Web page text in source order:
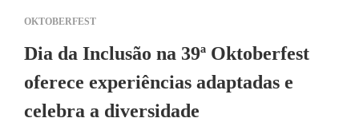
OKTOBERFEST
Dia da Inclusão na 39ª Oktoberfest
oferece experiências adaptadas e
celebra a diversidade